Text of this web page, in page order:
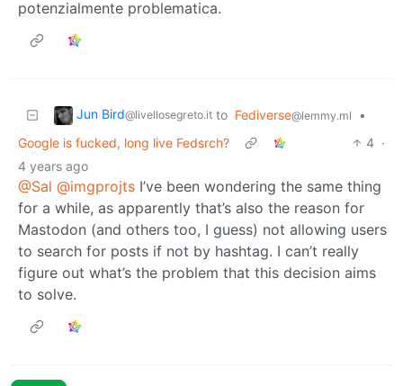
potenzialmente problematica.
Jun Bird@livellosegreto.it to Fediverse@lemmy.ml
•
Google is fucked, long live Fedsrch?
4 ·
4 years ago
@Sal @imgprojts I’ve been wondering the same thing
for a while, as apparently that’s also the reason for
Mastodon (and others too, I guess) not allowing users
to search for posts if not by hashtag. I can’t really
figure out what’s the problem that this decision aims
to solve.